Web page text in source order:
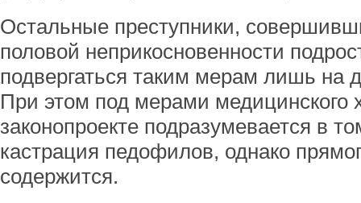
Остальные преступники,
половой неприкосновенности
подвергаться таким мерам лишь на
При этом под мерами медицинского
законопроекте подразумевается в
кастрация педофилов, однако
содержится.